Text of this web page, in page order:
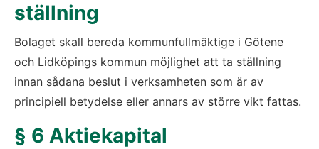
ställning
Bolaget skall bereda kommunfullmäktige i Götene
och Lidköpings kommun möjlighet att ta ställning
innan sådana beslut i verksamheten som är av
principiell betydelse eller annars av större vikt fattas.
§ 6 Aktiekapital